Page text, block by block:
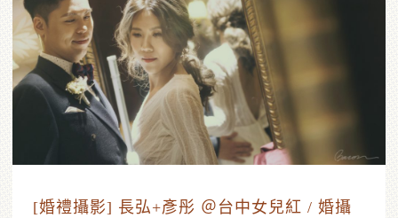
[婚禮攝影] 長弘+彥彤 ＠台中女兒紅 / 婚攝